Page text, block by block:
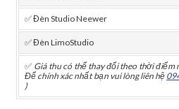
✅ Đèn Studio Neewer
✅ Đèn LimoStudio
✅ Giá thu có thể thay đổi theo thời
Để chính xác nhất bạn vui lòng liên hệ
)